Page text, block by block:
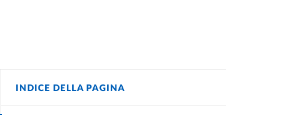
INDICE DELLA PAGINA